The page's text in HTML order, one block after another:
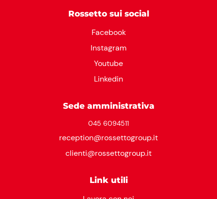
Rossetto sui social
Facebook
Instagram
Youtube
Linkedin
Sede amministrativa
045 6094511
reception@rossettogroup.it
clienti@rossettogroup.it
Link utili